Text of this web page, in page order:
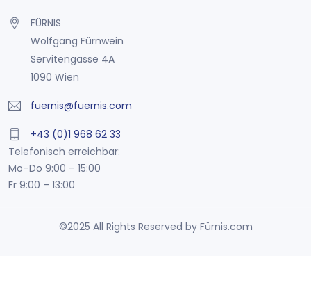
FÜRNIS
Wolfgang Fürnwein
Servitengasse 4A
1090 Wien
fuernis@fuernis.com
+43 (0)1 968 62 33
Telefonisch erreichbar:
Mo–Do 9:00 – 15:00
Fr 9:00 – 13:00
©2025 All Rights Reserved by Fürnis.com